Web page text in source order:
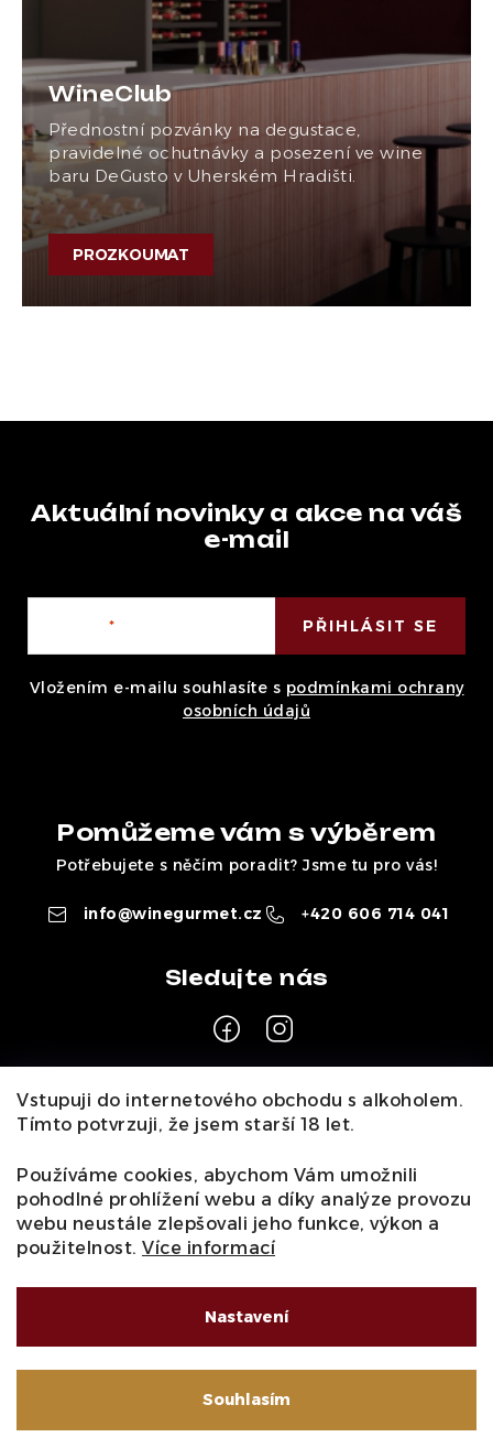
Vstupuji do internetového obchodu s alkoholem.
Tímto potvrzuji, že jsem starší 18 let.
Používáme cookies, abychom Vám umožnili
pohodlné prohlížení webu a díky analýze provozu
webu neustále zlepšovali jeho funkce, výkon a
použitelnost. Více informací
Nastavení
Souhlasím
WineClub
Přednostní pozvánky na degustace,
pravidelné ochutnávky a posezení ve wine
baru DeGusto v Uherském Hradišti.
PROZKOUMAT
Pomůžeme vám s výběrem
Potřebujete s něčím poradit? Jsme tu pro vás!
info@winegurmet.cz +420 606 714 041
Aktuální novinky a akce na váš
e-mail
Vložením e-mailu souhlasíte s podmínkami ochrany
osobních údajů
PŘIHLÁSIT SE
Z
á
a
Pro zákazníky
O násNaši vinařiKontaktyWineclubKariéraB2B
Vinné zážitky
Informace
Wine Gurmet. Všechna práva vyhrazena.